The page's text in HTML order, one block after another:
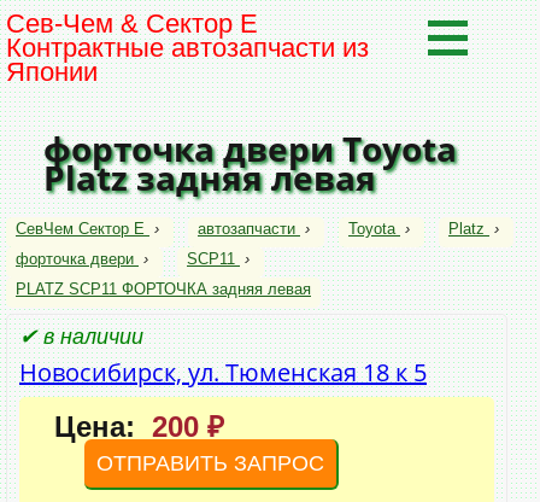
Сев-Чем & Сектор Е
Контрактные автозапчасти из
Японии
форточка двери Toyota
Platz задняя левая
СевЧем Сектор Е › автозапчасти › Toyota › Platz ›
форточка двери › SCP11 ›
PLATZ SCP11 ФОРТОЧКА задняя левая
✔ в наличии
Новосибирск, ул. Тюменская 18 к 5
Цена: 200 ₽
ОТПРАВИТЬ ЗАПРОС